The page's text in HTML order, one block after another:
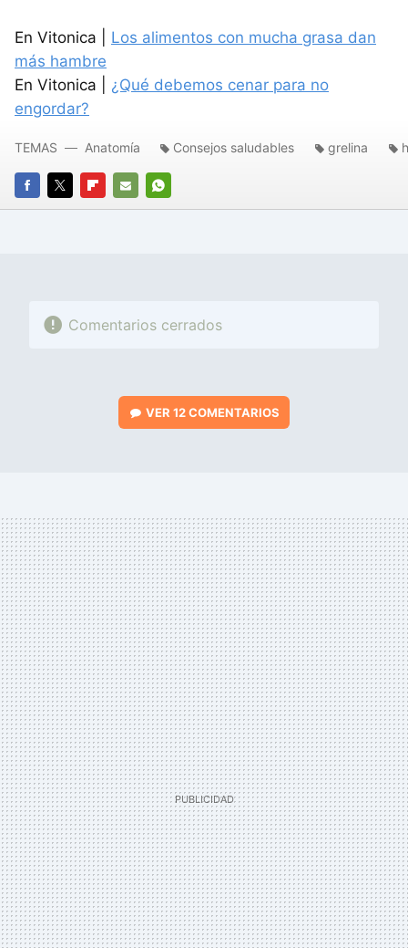
En Vitonica | Los alimentos con mucha grasa dan
más hambre
En Vitonica | ¿Qué debemos cenar para no
engordar?
FACEBOOK
TWITTERFLIPBOARD
E-
WHATSAPP
TEMAS Anatomía Consejos saludables grelina
Comentarios cerrados
VER12 COMENTARIOS